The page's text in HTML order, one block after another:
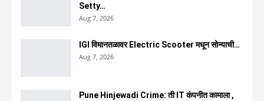
Setty…
Aug 7, 2026
IGI विमानतळावर Electric Scooter मधून सोन्याची…
Aug 7, 2026
Pune Hinjewadi Crime: ती IT कंपनीत कामाला ,